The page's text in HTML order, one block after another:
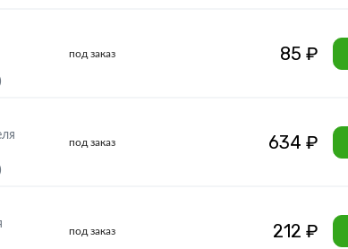
под заказ 85 ₽
под заказ 634 ₽
под заказ 212 ₽